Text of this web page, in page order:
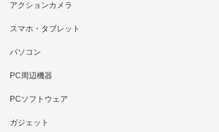
アクションカメラ
スマホ・タブレット
パソコン
PC周辺機器
PCソフトウェア
ガジェット